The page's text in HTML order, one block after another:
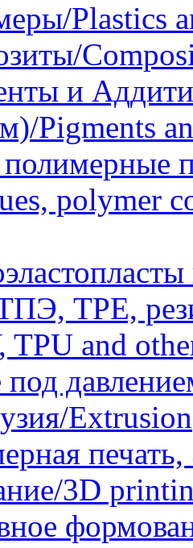
Plastics
и
Pigments
polymer
TPE,
TPU and
Extrusion
3D